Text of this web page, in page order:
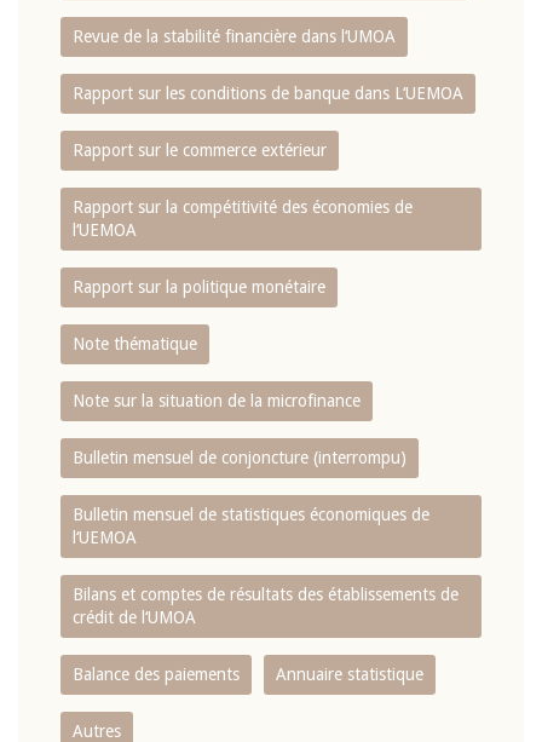
Revue de la stabilité financière dans l‘UMOA
Rapport sur les conditions de banque dans L‘UEMOA
Rapport sur le commerce extérieur
Rapport sur la compétitivité des économies de
l‘UEMOA
Rapport sur la politique monétaire
Note thématique
Note sur la situation de la microfinance
Bulletin mensuel de conjoncture (interrompu)
Bulletin mensuel de statistiques économiques de
l‘UEMOA
Bilans et comptes de résultats des établissements de
crédit de l‘UMOA
Balance des paiements Annuaire statistique
Autres